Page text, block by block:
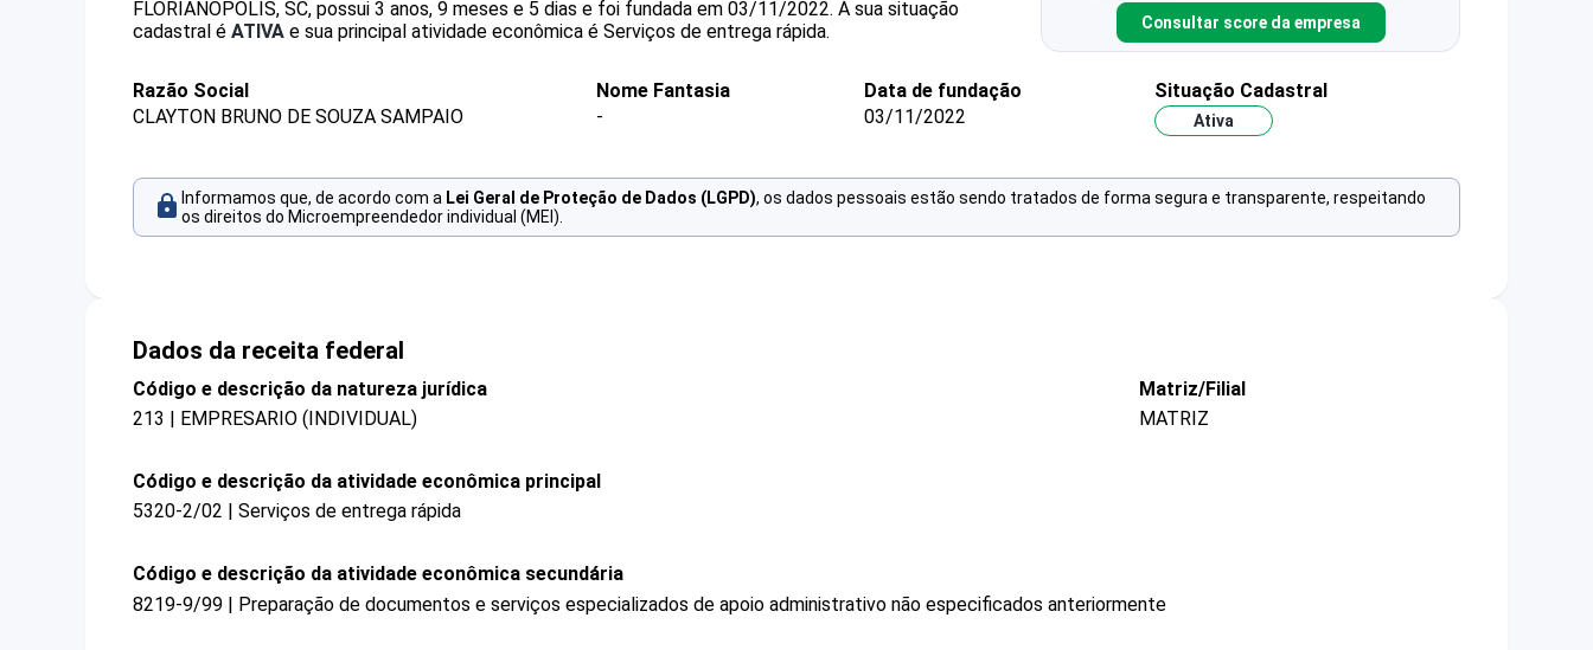
FLORIANOPOLIS, SC, possui 3 anos, 9 meses e 5 dias e foi fundada em 03/11/2022. A sua situação
cadastral é ATIVA e sua principal atividade econômica é Serviços de entrega rápida. Consultar score da empresa
Razão Social
CLAYTON BRUNO DE SOUZA SAMPAIO
Nome Fantasia
-
Data de fundação
03/11/2022
Situação Cadastral
Ativa
Informamos que, de acordo com a Lei Geral de Proteção de Dados (LGPD), os dados pessoais estão sendo tratados de forma segura e transparente, respeitando
os direitos do Microempreendedor individual (MEI).
Dados da receita federal
Código e descrição da natureza jurídica
213 | EMPRESARIO (INDIVIDUAL)
Matriz/Filial
MATRIZ
Código e descrição da atividade econômica principal
5320-2/02 | Serviços de entrega rápida
Código e descrição da atividade econômica secundária
8219-9/99 | Preparação de documentos e serviços especializados de apoio administrativo não especificados anteriormente